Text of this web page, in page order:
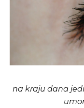
na kraju dana